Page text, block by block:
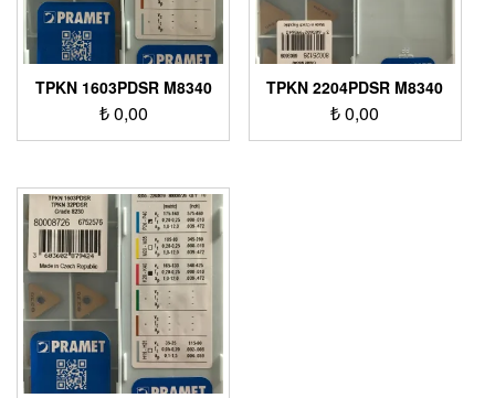
TPKN 1603PDSR M8340
₺0,00
TPKN 2204PDSR M8340
₺0,00